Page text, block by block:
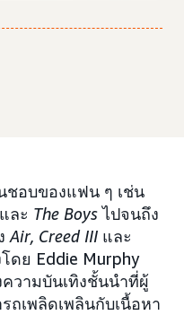
ชอบของแฟน ๆ เช่น
และ The Boysไปจนถึง
Air, Creed III และ
ดย Eddie Murphy
วามบันเทิงชั้นนำที่ผู้
เพลิดเพลินกับเนื้อหา